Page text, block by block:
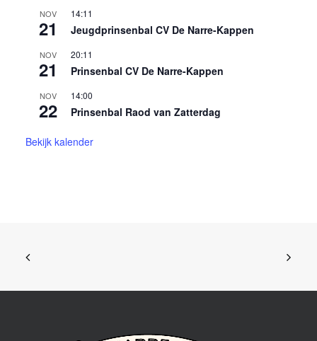
NOV
21
14:11
Jeugdprinsenbal CV De Narre-Kappen
NOV
21
20:11
Prinsenbal CV De Narre-Kappen
NOV
22
14:00
Prinsenbal Raod van Zatterdag
Bekijk kalender